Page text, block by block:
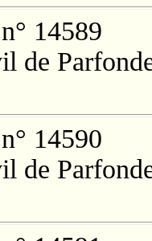
14589
de
14590
de